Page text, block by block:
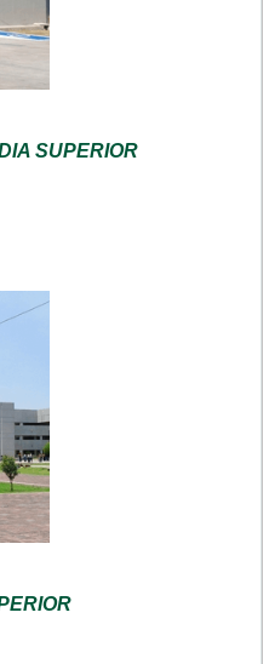
SUPERIOR